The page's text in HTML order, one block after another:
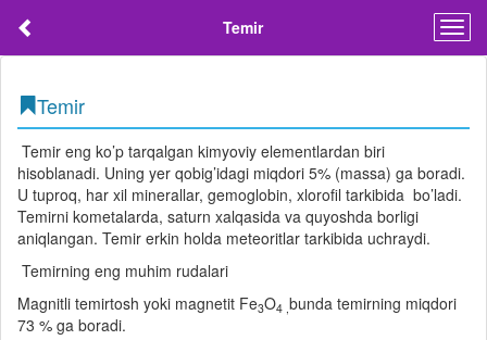
Temir
Temir
Temir eng ko’p tarqalgan kimyoviy elementlardan biri
hisoblanadi. Uning yer qobig’idagi miqdori 5% (massa) ga boradi.
U tuproq, har xil minerallar, gemoglobin, xlorofil tarkibida bo’ladi.
Temirni kometalarda, saturn xalqasida va quyoshda borligi
aniqlangan. Temir erkin holda meteoritlar tarkibida uchraydi.
Temirning eng muhim rudalari
Magnitli temirtosh yoki magnetit Fe3O4 , bunda temirning miqdori
73 % ga boradi.